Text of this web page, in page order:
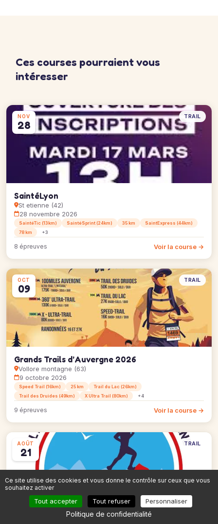
Ces courses pourraient vous
intéresser
NOV
28
TRAIL
SaintéLyon
St etienne (42)
28 novembre 2026
SaintéTic (13km) SaintéSprint (24km) 35 km
SaintExpress (44km)
78 km
+3
8 épreuves Voir la course →
OCT
09
TRAIL
Grands Trails d’Auvergne 2026
Vollore montagne (63)
9 octobre 2026
Speed Trail (16km) 25 km
Trail du Lac (26km)
Trail des Druides (49km)
X Ultra Trail (80km) +4
9 épreuves Voir la course →
AOÛT
21
TRAIL
Ce site utilise des cookies et vous donne le contrôle sur ceux que vous
souhaitez activer
Tout accepter Tout refuser Personnaliser
Politique de confidentialité